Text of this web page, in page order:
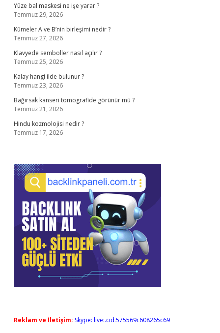
Yüze bal maskesi ne işe yarar ?
Temmuz 29, 2026
Kümeler A ve B’nin birleşimi nedir ?
Temmuz 27, 2026
Klavyede semboller nasıl açılır ?
Temmuz 25, 2026
Kalay hangi ilde bulunur ?
Temmuz 23, 2026
Bağırsak kanseri tomografide görünür mü ?
Temmuz 21, 2026
Hindu kozmolojisi nedir ?
Temmuz 17, 2026
Reklam ve İletişim: Skype: live:.cid.575569c608265c69